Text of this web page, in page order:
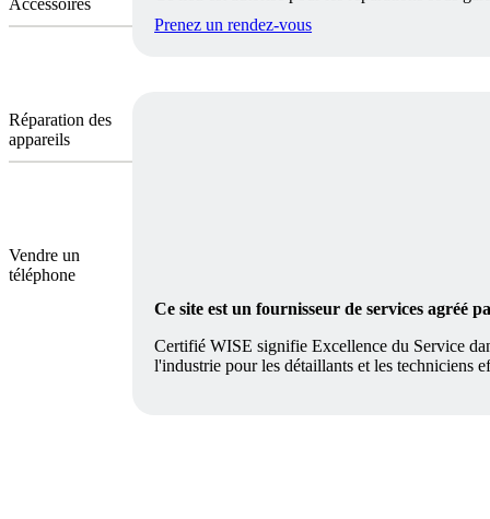
Réparation des
appareils
Vendre un
téléphone
Prenez un rendez-vous
Ce site est un fournisseur de services agréé
Certifié WISE signifie Excellence du Service
l'industrie pour les détaillants et les techniciens